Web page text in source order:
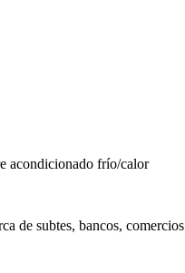
acondicionado frío/calor
de subtes, bancos,